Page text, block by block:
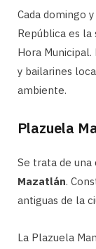
Cada domingo
República es
Hora
y bailarines
ambiente.
Plazuela
Se trata de
Mazatlán.
antiguas de la
La Plazuela